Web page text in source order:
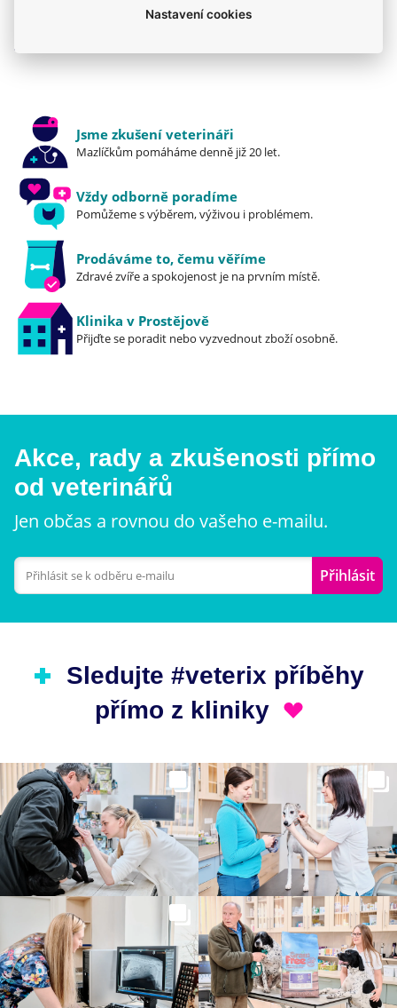
Pro štěňata
Mého psa trápí
Jsme zkušení veterináři
Mazlíčkům pomáháme denně již 20 let.
Vždy odborně poradíme
Pomůžeme s výběrem, výživou i problémem.
Prodáváme to, čemu věříme
Zdravé zvíře a spokojenost je na prvním místě.
Klinika v Prostějově
Přijďte se poradit nebo vyzvednout zboží osobně.
Akce, rady a zkušenosti přímo
od veterinářů
Jen občas a rovnou do vašeho e-mailu.
Přihlásit
Sledujte #veterix příběhy
přímo z kliniky
Nastavení cookies